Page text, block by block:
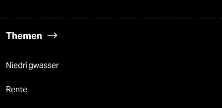
Themen
Niedrigwasser
Rente